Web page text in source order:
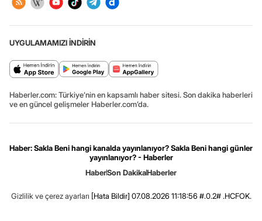
UYGULAMAMIZI İNDİRİN
Haberler.com: Türkiye’nin en kapsamlı haber sitesi. Son dakika haberleri
ve en güncel gelişmeler Haberler.com’da.
Haber: Sakla Beni hangi kanalda yayınlanıyor? Sakla Beni hangi günler
yayınlanıyor? - Haberler
HaberSon DakikaHaberler
Gizlilik ve çerez ayarları [Hata Bildir] 07.08.2026 11:18:56 #.0.2# .HCFOK.